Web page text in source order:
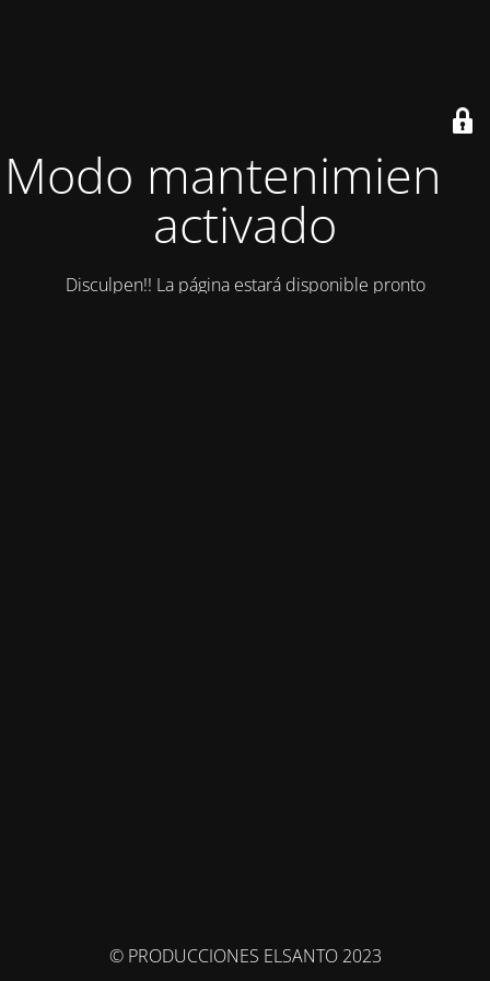
Modo mantenimiento
activado
Disculpen!! La página estará disponible pronto
© PRODUCCIONES ELSANTO 2023